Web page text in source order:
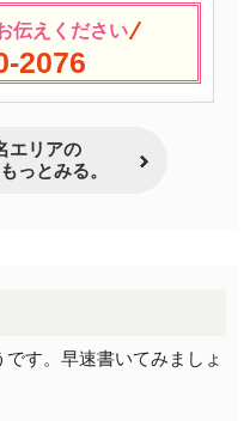
伝えください
2076
エリアの
っとみる。
す。早速書いてみましょ